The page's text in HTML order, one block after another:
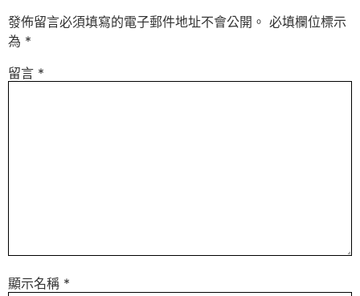
發佈留言必須填寫的電子郵件地址不會公開。 必填欄位標示
為 *
留言 *
顯示名稱 *